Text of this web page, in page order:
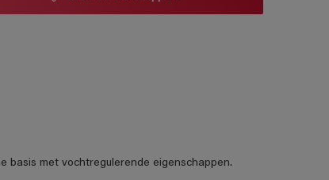
basis met vochtregulerende eigenschappen.